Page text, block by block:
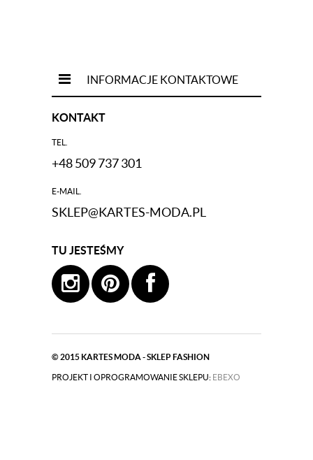
INFORMACJE KONTAKTOWE
KONTAKT
TEL.
+48 509 737 301
E-MAIL.
SKLEP@KARTES-MODA.PL
TU JESTEŚMY
© 2015 KARTES MODA - SKLEP FASHION
|
PROJEKT I OPROGRAMOWANIE SKLEPU: EBEXO